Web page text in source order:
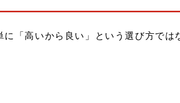
「高いから良い」という選び方で